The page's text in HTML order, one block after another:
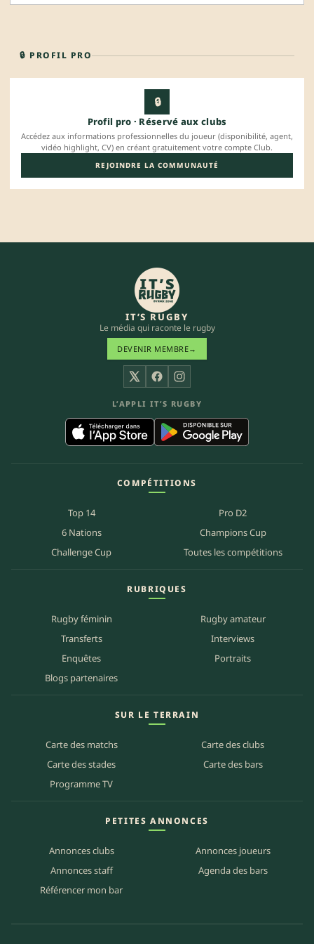
🔒 PROFIL PRO
🔒
Profil pro · Réservé aux clubs
Accédez aux informations professionnelles du joueur (disponibilité, agent,
vidéo highlight, CV) en créant gratuitement votre compte Club.
REJOINDRE LA COMMUNAUTÉ
IT’S RUGBY
Le média qui raconte le rugby
DEVENIR MEMBRE→
X FacebookInstagram
L’APPLI IT’S RUGBY
COMPÉTITIONS
Top 14
Pro D2
6 Nations
Champions Cup
Challenge Cup
Toutes les compétitions
RUBRIQUES
Rugby féminin
Rugby amateur
Transferts
Interviews
Enquêtes
Portraits
Blogs partenaires
SUR LE TERRAIN
Carte des matchs
Carte des clubs
Carte des stades
Carte des bars
Programme TV
PETITES ANNONCES
Annonces clubs
Annonces joueurs
Annonces staff
Agenda des bars
Référencer mon bar